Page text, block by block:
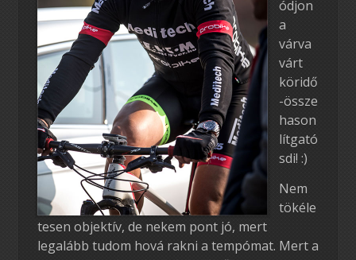
ódjon
a
várva
várt
köridő
-össze
hason
lítgató
sdi! :)
Nem
tökéle
tesen objektív, de nekem pont jó, mert
legalább tudom hová rakni a tempómat. Mert a